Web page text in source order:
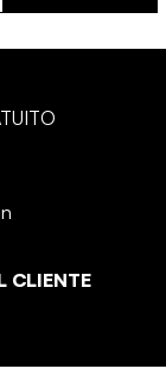
CLIENTE